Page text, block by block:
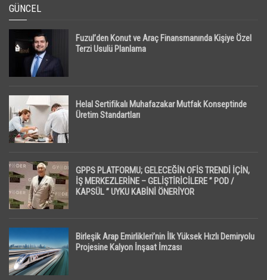
GÜNCEL
Fuzul’den Konut ve Araç Finansmanında Kişiye Özel
Terzi Usulü Planlama
Helal Sertifikalı Muhafazakar Mutfak Konseptinde
Üretim Standartları
GPPS PLATFORMU; GELECEĞİN OFİS TRENDİ İÇİN,
İŞ MERKEZLERİNE – GELİŞTİRİCİLERE ” POD /
KAPSÜL ” UYKU KABİNİ ÖNERİYOR
Birleşik Arap Emirlikleri’nin İlk Yüksek Hızlı Demiryolu
Projesine Kalyon İnşaat İmzası